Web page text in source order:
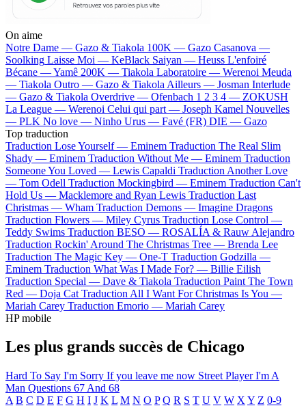
On aime
Notre Dame — Gazo & Tiakola 100K — Gazo Casanova —
Soolking Laisse Moi — KeBlack Saiyan — Heuss L'enfoiré
Bécane —Yamê 200K — Tiakola Laboratoire — Werenoi Meuda
— Tiakola Outro — Gazo & Tiakola Ailleurs — Josman Interlude
— Gazo & Tiakola Overdrive — Ofenbach 1 2 3 4 — ZOKUSH
La League — Werenoi Celui qui part — Joseph Kamel Nouvelles
— PLK No love — Ninho Urus — Favé (FR) DIE — Gazo
Top traduction
Traduction Lose Yourself — Eminem Traduction The Real Slim
Shady — Eminem Traduction Without Me — Eminem Traduction
Someone You Loved — Lewis Capaldi Traduction Another Love
— Tom Odell Traduction Mockingbird — Eminem Traduction Can't
Hold Us — Macklemore and Ryan Lewis Traduction Last
Christmas — Wham Traduction Demons — Imagine Dragons
Traduction Flowers — Miley Cyrus Traduction Lose Control —
Teddy Swims Traduction BESO — ROSALÍA & Rauw Alejandro
Traduction Rockin' Around The Christmas Tree — Brenda Lee
Traduction The Magic Key — One-T Traduction Godzilla —
Eminem Traduction What Was I Made For? — Billie Eilish
Traduction Special — Dave & Tiakola Traduction Paint The Town
Red — Doja Cat Traduction All I Want For Christmas Is You —
Mariah Carey Traduction Emorio — Mariah Carey
HP mobile
Les plus grands succès de Chicago
Hard To Say I'm Sorry If you leave me now Street PlayerI'm A
Man Questions 67 And 68
A B C D E F G H I J K L M N O P Q R S T U V W X Y Z 0-9